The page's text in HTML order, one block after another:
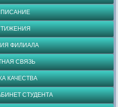
ФИЛИАЛА
СВЯЗЬ
КАЧЕСТВА
СТУДЕНТА